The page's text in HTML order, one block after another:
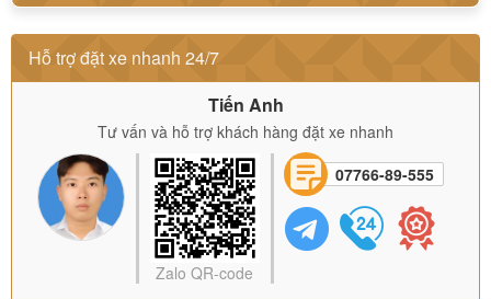
Hỗ trợ đặt xe nhanh 24/7
Tiến Anh
Tư vấn và hỗ trợ khách hàng đặt xe nhanh
Zalo QR-code
07766-89-555